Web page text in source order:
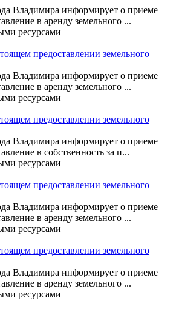
Владимира информирует о приеме
в аренду земельного ...
ресурсами
предоставлении земельного
Владимира информирует о приеме
в аренду земельного ...
ресурсами
предоставлении земельного
Владимира информирует о приеме
в собственность за п...
ресурсами
предоставлении земельного
Владимира информирует о приеме
в аренду земельного ...
ресурсами
предоставлении земельного
Владимира информирует о приеме
в аренду земельного ...
ресурсами